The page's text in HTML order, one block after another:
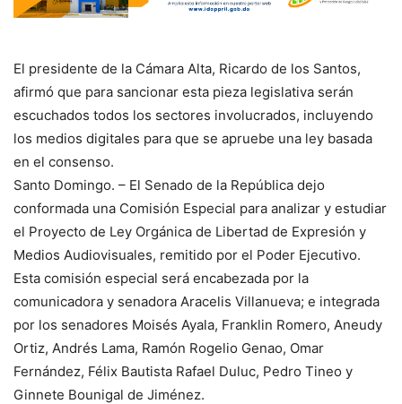
El presidente de la Cámara Alta, Ricardo de los Santos,
afirmó que para sancionar esta pieza legislativa serán
escuchados todos los sectores involucrados, incluyendo
los medios digitales para que se apruebe una ley basada
en el consenso.
Santo Domingo. – El Senado de la República dejo
conformada una Comisión Especial para analizar y estudiar
el Proyecto de Ley Orgánica de Libertad de Expresión y
Medios Audiovisuales, remitido por el Poder Ejecutivo.
Esta comisión especial será encabezada por la
comunicadora y senadora Aracelis Villanueva; e integrada
por los senadores Moisés Ayala, Franklin Romero, Aneudy
Ortiz, Andrés Lama, Ramón Rogelio Genao, Omar
Fernández, Félix Bautista Rafael Duluc, Pedro Tineo y
Ginnete Bounigal de Jiménez.